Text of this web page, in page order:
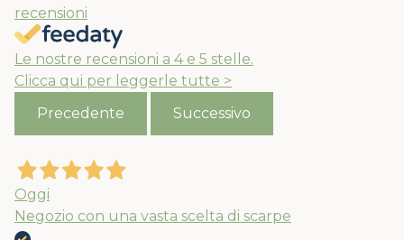
recensioni
Le nostre recensioni a 4 e 5 stelle.
Clicca qui per leggerle tutte >
Precedente
Successivo
Oggi
Negozio con una vasta scelta di scarpe